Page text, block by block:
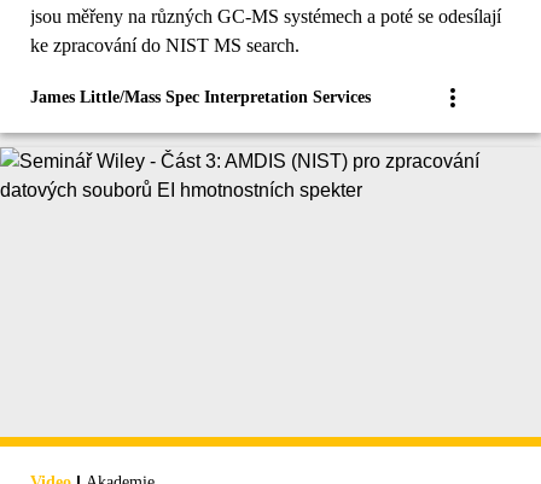
jsou měřeny na různých GC-MS systémech a poté se odesílají
ke zpracování do NIST MS search.
James Little/Mass Spec Interpretation Services